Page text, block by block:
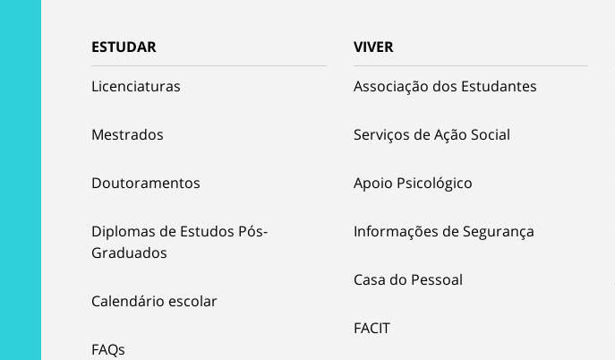
ESTUDAR
Licenciaturas
Mestrados
Doutoramentos
Diplomas de Estudos Pós-
Graduados
Calendário escolar
FAQs
VIVER
Associação dos Estudantes
Serviços de Ação Social
Apoio Psicológico
Informações de Segurança
Casa do Pessoal
FACIT